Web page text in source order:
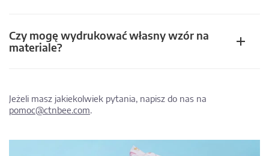
Czy mogę wydrukować własny wzór na
materiale?
Jeżeli masz jakiekolwiek pytania, napisz do nas na
pomoc@ctnbee.com.